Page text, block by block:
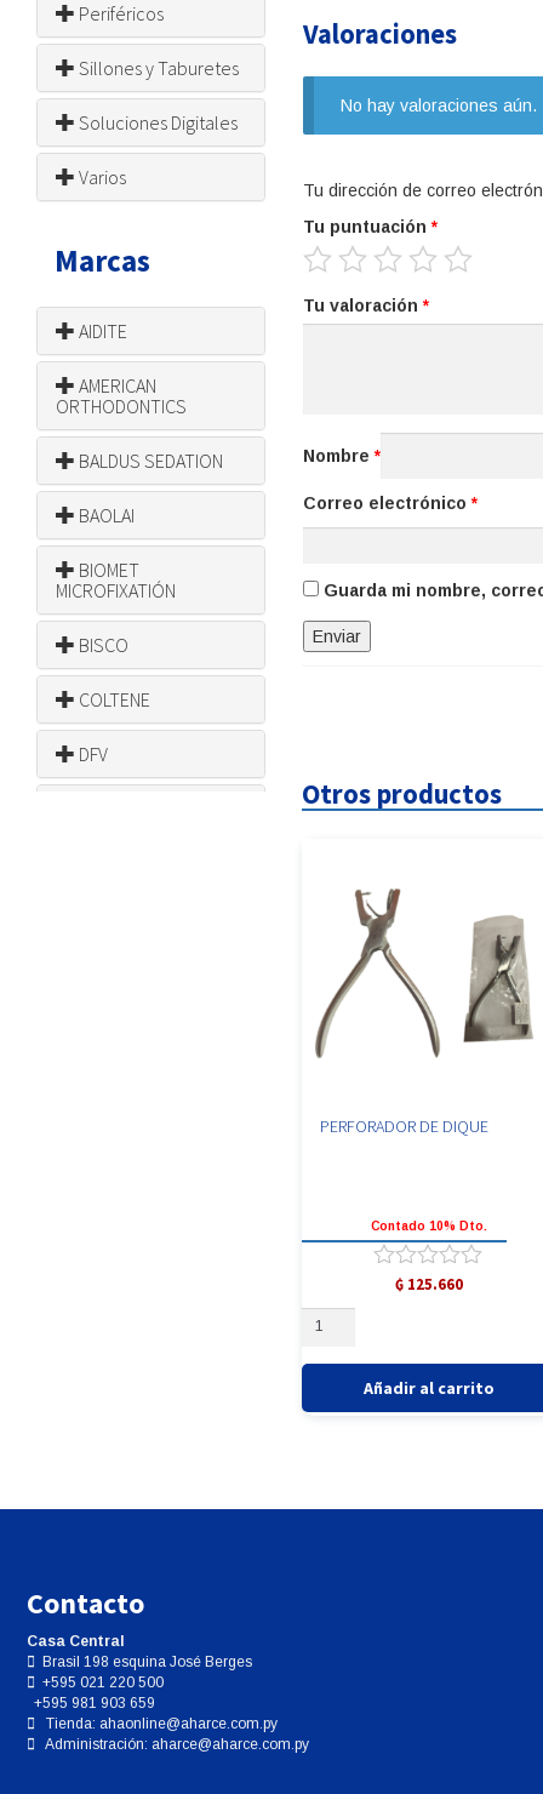
Periféricos
Sillones y Taburetes
Soluciones Digitales
Varios
Marcas
AIDITE
AMERICAN
ORTHODONTICS
BALDUS SEDATION
BAOLAI
BIOMET
MICROFIXATIÓN
BISCO
COLTENE
DFV
NSK
PANDA SCANER
RAIZ & SAJJAD
RUNYES
Valoraciones
No hay valoraciones aún.
Tu dirección de correo
Tu puntuación *
Tu valoración *
Nombre *
Correo electrónico *
Guarda mi nombre,
Otros productos
PERFORADOR DE DIQUE
Contado 10% Dto.
Valorado
5
₲ 125.660
DE
Añadir al carrito
Contacto
Casa Central
Brasil 198 esquina José Berges
+595 021 220 500
+595 981 903 659
Tienda: ahaonline@aharce.com.py
Administración: aharce@aharce.com.py